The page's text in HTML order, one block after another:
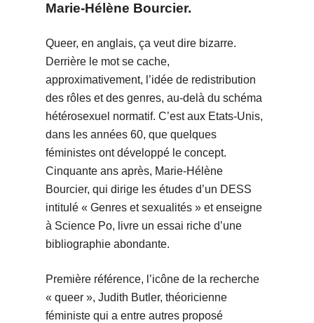
Marie-Hélène Bourcier.
Queer, en anglais, ça veut dire bizarre.
Derrière le mot se cache,
approximativement, l’idée de redistribution
des rôles et des genres, au-delà du schéma
hétérosexuel normatif. C’est aux Etats-Unis,
dans les années 60, que quelques
féministes ont développé le concept.
Cinquante ans après, Marie-Hélène
Bourcier, qui dirige les études d’un DESS
intitulé « Genres et sexualités » et enseigne
à Science Po, livre un essai riche d’une
bibliographie abondante.
Première référence, l’icône de la recherche
« queer », Judith Butler, théoricienne
féministe qui a entre autres proposé